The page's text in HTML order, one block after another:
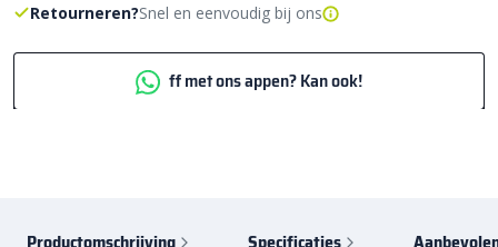
Retourneren?Snel en eenvoudig bij ons
ff met ons appen? Kan ook!